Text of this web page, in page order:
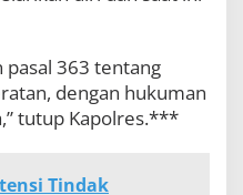
pasal 363 tentang
dengan hukuman
tutup Kapolres.***
Tindak